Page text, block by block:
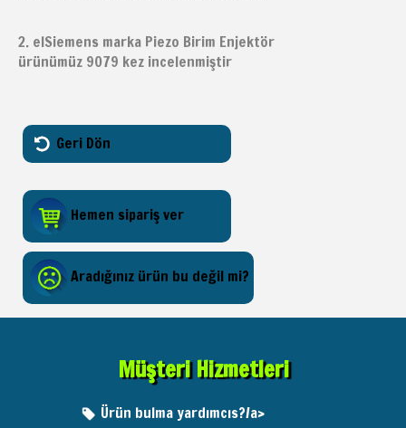
2. elSiemens marka Piezo Birim Enjektör
ürünümüz 9079 kez incelenmiştir
Geri Dön
Hemen sipariş ver
Aradığınız ürün bu değil mi?
Müşteri Hizmetleri
Ürün bulma yardımcıs?/a>